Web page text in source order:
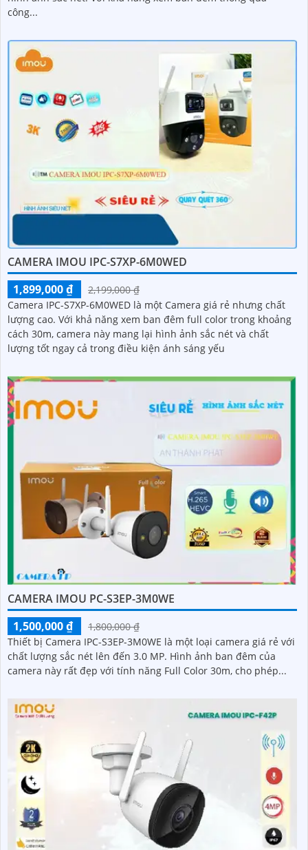
công...
CAMERA IMOU IPC-S7XP-6M0WED
1,899,000 ₫
2,199,000 ₫
Camera IPC-S7XP-6M0WED là một Camera giá rẻ nhưng chất
lượng cao. Với khả năng xem ban đêm full color trong khoảng
cách 30m, camera này mang lại hình ảnh sắc nét và chất
lượng tốt ngay cả trong điều kiện ánh sáng yếu
CAMERA IMOU PC-S3EP-3M0WE
1,500,000 ₫
1,800,000 ₫
Thiết bị Camera IPC-S3EP-3M0WE là một loại camera giá rẻ với
chất lượng sắc nét lên đến 3.0 MP. Hình ảnh ban đêm của
camera này rất đẹp với tính năng Full Color 30m, cho phép...